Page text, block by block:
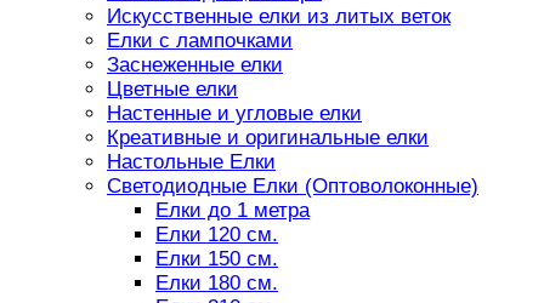
Искусственные елки из литых веток
Елки с лампочками
Заснеженные елки
Цветные елки
Настенные и угловые елки
Креативные и оригинальные елки
Настольные Елки
Светодиодные Елки (Оптоволоконные)
Елки до 1 метра
Елки 120 см.
Елки 150 см.
Елки 180 см.